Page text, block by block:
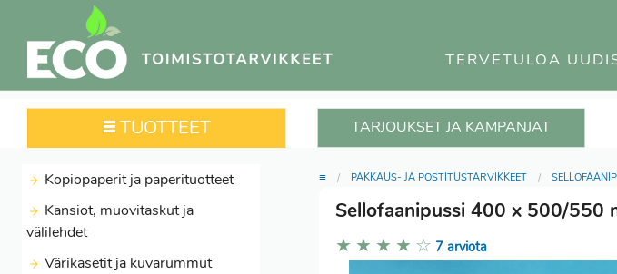
TERVETULOA
TUOTTEET TARJOUKSET JA KAMPANJAT
Kopiopaperit ja paperituotteet
Kansiot, muovitaskut ja
välilehdet
Värikasetit ja kuvarummut
≡ PAKKAUS- JA POSTITUSTARVIKKEET
Sellofaanipussi 400 x 500/550
★ ★ ★ ★ ☆ 7 arviota